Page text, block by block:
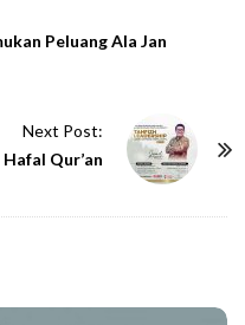
Peluang Ala Jan
Next Post:
Qur’an